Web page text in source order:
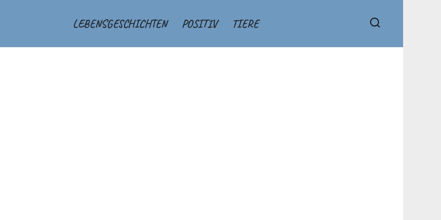
LEBENSGESCHICHTEN POSITIV TIERE